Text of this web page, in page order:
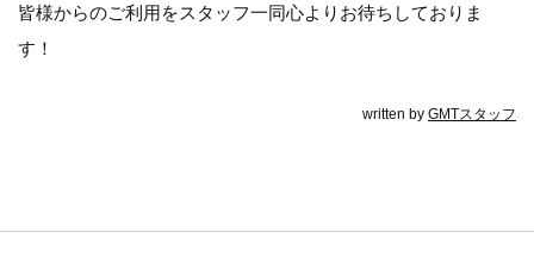
皆様からのご利用をスタッフ一同心よりお待ちしておりま
す！
written by GMTスタッフ